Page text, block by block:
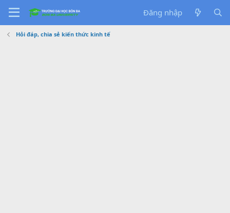
Đăng nhập
Hỏi đáp, chia sẻ kiến thức kinh tế